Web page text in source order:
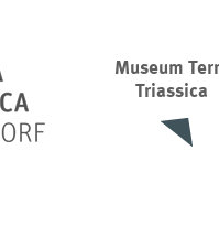
Museum
Triassica